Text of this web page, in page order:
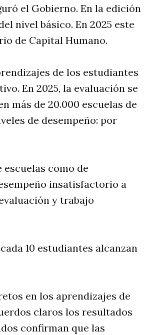
el Gobierno. En la edición
nivel básico. En 2025 este
de Capital Humano.
de los estudiantes
En 2025, la evaluación se
más de 20.000 escuelas de
de desempeño: por
como de
insatisfactorio a
y trabajo
10 estudiantes alcanzan
en los aprendizajes de
claros los resultados
confirman que las